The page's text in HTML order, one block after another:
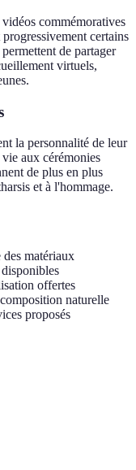
commémoratives
certains
de partager
virtuels,
la personnalité de leur
aux cérémonies
de plus en plus
et à l'hommage.
matériaux
offertes
naturelle
proposés